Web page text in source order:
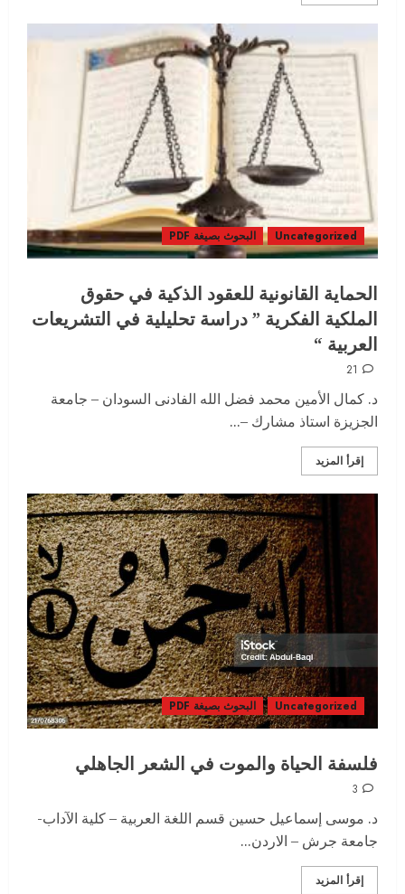
Uncategorized البحوث بصيغة PDF
الحماية القانونية للعقود الذكية في حقوق
الملكية الفكرية ” دراسة تحليلية في التشريعات
العربية “
21
د. كمال الأمين محمد فضل الله الفادنى السودان – جامعة
الجزيزة استاذ مشارك –...
إقرأ المزيد
Uncategorized البحوث بصيغة PDF
فلسفة الحياة والموت في الشعر الجاهلي
3
د. موسى إسماعيل حسين قسم اللغة العربية – كلية الآداب-
جامعة جرش – الاردن...
إقرأ المزيد